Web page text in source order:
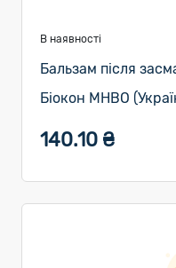
В наявності
Бальзам після
Біокон МНВО
140.10 ₴